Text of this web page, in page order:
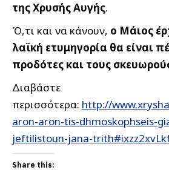
της Χρυσής Αυγής.
Ό,τι και να κάνουν, ο Μάιος
λαϊκή ετυμηγορία θα είναι
προδότες και τους
Διαβάστε
περισσότερα: http://
aron-aron-tis-dhmoskophseis-
jeftilistoun-jana-
Share this: